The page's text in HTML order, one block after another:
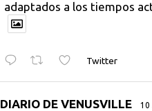
adaptados a los tiempos
Twitter
DIARIO DE VENUSVILLE 10